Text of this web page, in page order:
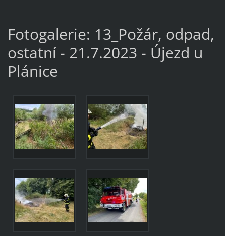
Fotogalerie: 13_Požár, odpad,
ostatní - 21.7.2023 - Újezd u
Plánice